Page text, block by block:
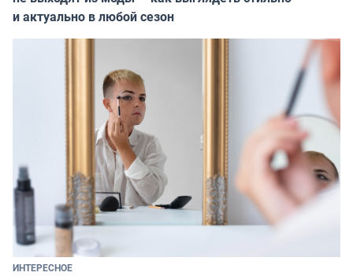
и актуально в любой сезон
ИНТЕРЕСНОЕ